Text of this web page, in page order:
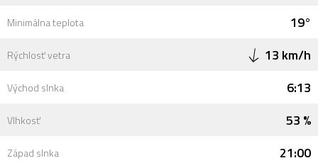
Minimálna teplota 19°
Rýchlosť vetra 13 km/h
Východ slnka 6:13
Vlhkosť 53 %
Západ slnka 21:00